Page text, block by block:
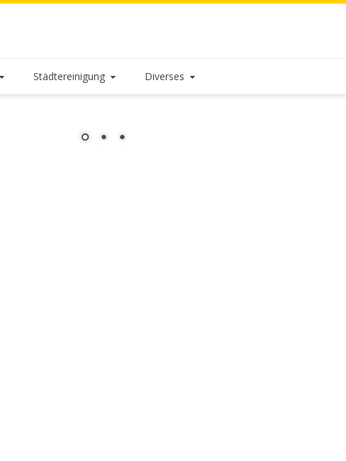
Städtereinigung Diverses